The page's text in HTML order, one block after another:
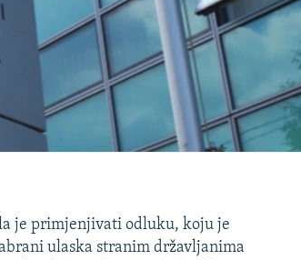
je primjenjivati odluku, koju je
ulaska stranim državljanima